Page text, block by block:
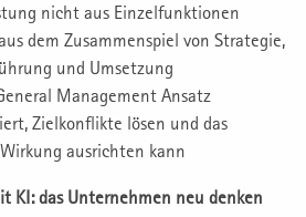
nicht aus Einzelfunktionen
dem Zusammenspiel von Strategie,
und Umsetzung
Management Ansatz
Zielkonflikte lösen und das
ausrichten kann
KI: das Unternehmen neu denken